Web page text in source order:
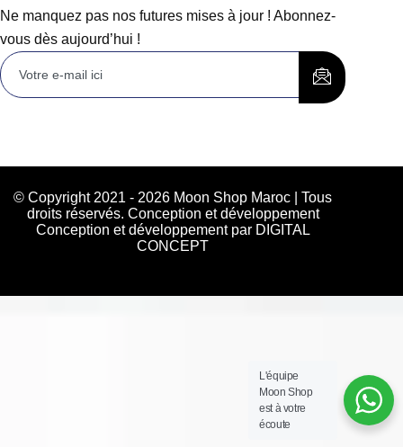
Ne manquez pas nos futures mises à jour ! Abonnez-
vous dès aujourd’hui !
© Copyright 2021 - 2026 Moon Shop Maroc | Tous
droits réservés. Conception et développement
Conception et développement par DIGITAL
CONCEPT
L'équipe
Moon Shop
est à votre
écoute